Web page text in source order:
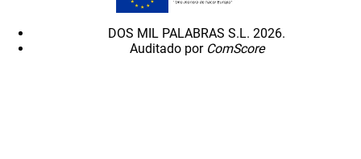
DOS MIL PALABRAS S.L. 2026.
Auditado por ComScore